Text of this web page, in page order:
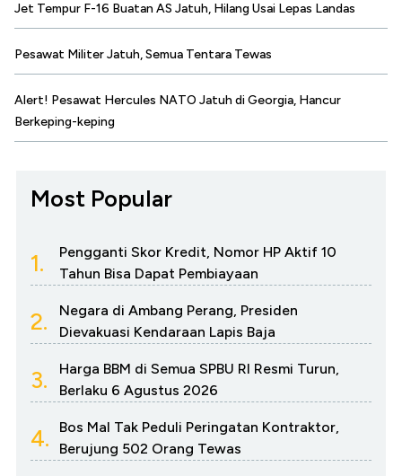
Jet Tempur F-16 Buatan AS Jatuh, Hilang Usai Lepas Landas
Pesawat Militer Jatuh, Semua Tentara Tewas
Alert! Pesawat Hercules NATO Jatuh di Georgia, Hancur
Berkeping-keping
Most Popular
1.
Pengganti Skor Kredit, Nomor HP Aktif 10
Tahun Bisa Dapat Pembiayaan
2.
Negara di Ambang Perang, Presiden
Dievakuasi Kendaraan Lapis Baja
3.
Harga BBM di Semua SPBU RI Resmi Turun,
Berlaku 6 Agustus 2026
4.
Bos Mal Tak Peduli Peringatan Kontraktor,
Berujung 502 Orang Tewas